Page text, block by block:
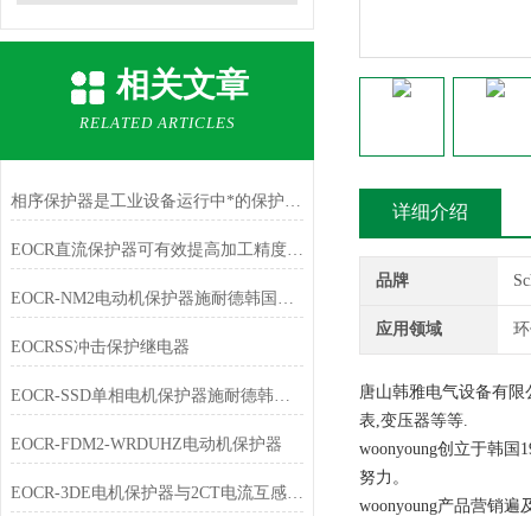
相关文章
RELATED ARTICLES
相序保护器是工业设备运行中*的保护产品
EOCR直流保护器可有效提高加工精度和效率
EOCR-NM2电动机保护器施耐德韩国三和SAMWHA
EOCRSS冲击保护继电器
EOCR-SSD单相电机保护器施耐德韩国三和
EOCR-FDM2-WRDUHZ电动机保护器
EOCR-3DE电机保护器与2CT电流互感器如何进行配合使用
详细介绍
品牌
应用领域
唐山韩雅电气设备有
表,变压器等等.
woonyoung创立于韩
努力。
woonyoung产品营销